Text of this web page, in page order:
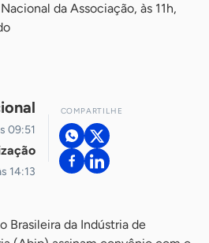
da Associação, às 11h,
09:51
14:13
COMPARTILHE
Brasileira da Indústria de